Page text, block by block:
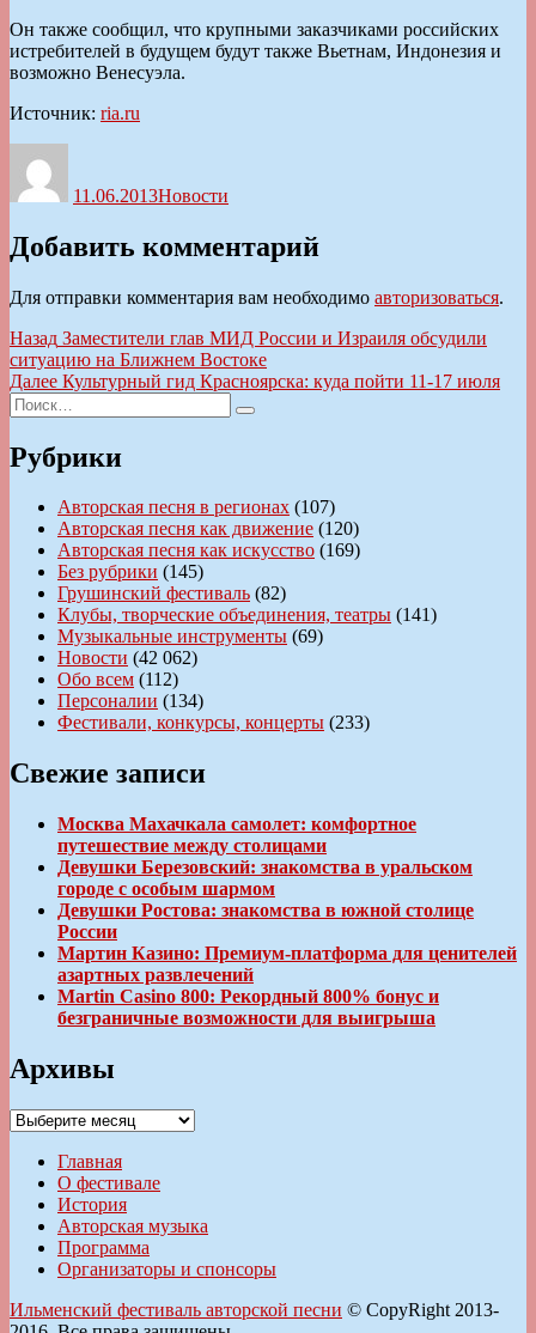
Он также сообщил, что крупными заказчиками российских
истребителей в будущем будут также Вьетнам, Индонезия и
возможно Венесуэла.
Источник: ria.ru
11.06.2013Новости
Добавить комментарий
Для отправки комментария вам необходимо авторизоваться.
Навигация
по
записям
Назад Предыдущая
запись:
Заместители глав МИД России и Израиля обсудили
ситуацию на Ближнем Востоке
Далее Следующая
Культурный гид Красноярска: куда пойти 11-17 июля
Искать:
Поиск
Рубрики
Авторская песня в регионах (107)
Авторская песня как движение (120)
Авторская песня как искусство (169)
Без рубрики (145)
Грушинский фестиваль (82)
Клубы, творческие объединения, театры (141)
Музыкальные инструменты (69)
Новости (42 062)
Обо всем (112)
Персоналии (134)
Фестивали, конкурсы, концерты (233)
Свежие записи
Москва Махачкала самолет: комфортное
путешествие между столицами
Девушки Березовский: знакомства в уральском
городе с особым шармом
Девушки Ростова: знакомства в южной столице
России
Мартин Казино: Премиум-платформа для ценителей
азартных развлечений
Martin Casino 800: Рекордный 800% бонус и
безграничные возможности для выигрыша
Архивы
Архивы
Главная
О фестивале
История
Авторская музыка
Программа
Организаторы и спонсоры
Ильменский фестиваль авторской песни © CopyRight 2013-